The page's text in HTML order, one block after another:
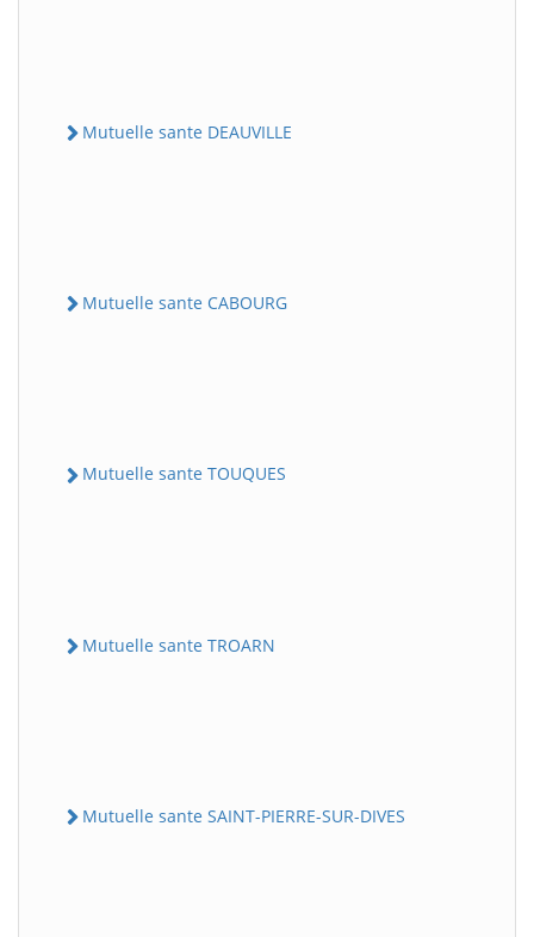
Mutuelle sante DEAUVILLE
Mutuelle sante CABOURG
Mutuelle sante TOUQUES
Mutuelle sante TROARN
Mutuelle sante SAINT-PIERRE-SUR-DIVES